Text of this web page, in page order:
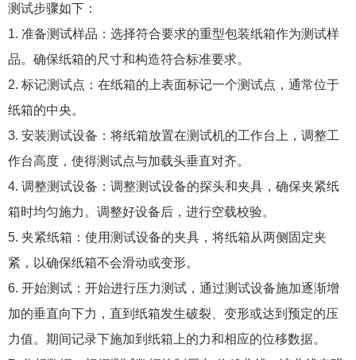
测试步骤如下：
1. 准备测试样品：选择符合要求的重型包装纸箱作为测试样
品。确保纸箱的尺寸和构造符合标准要求。
2. 标记测试点：在纸箱的上表面标记一个测试点，通常位于
纸箱的中央。
3. 安装测试设备：将纸箱放置在测试机的工作台上，调整工
作台高度，使得测试点与加载头垂直对齐。
4. 调整测试设备：调整测试设备的探头和夹具，确保夹紧纸
箱时均匀施力。调整好设备后，进行空载校验。
5. 夹紧纸箱：使用测试设备的夹具，将纸箱从两侧固定夹
紧，以确保纸箱不会滑动或变形。
6. 开始测试：开始进行压力测试，通过测试设备施加逐渐增
加的垂直向下力，直到纸箱发生破裂、变形或达到预定的压
力值。期间记录下施加到纸箱上的力和相应的位移数据。